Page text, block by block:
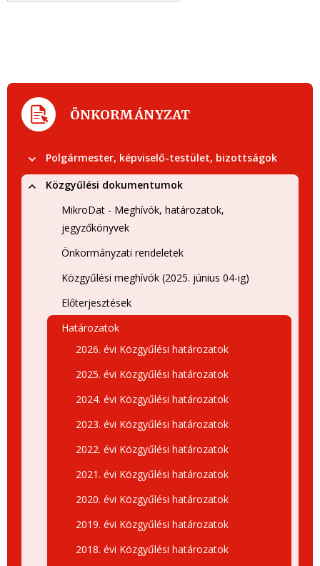
ÖNKORMÁNYZAT
Polgármester, képviselő-testület, bizottságok
Közgyűlési dokumentumok
MikroDat - Meghívók, határozatok,
jegyzőkönyvek
Önkormányzati rendeletek
Közgyűlési meghívók (2025. június 04-ig)
Előterjesztések
Határozatok
2026. évi Közgyűlési határozatok
2025. évi Közgyűlési határozatok
2024. évi Közgyűlési határozatok
2023. évi Közgyűlési határozatok
2022. évi Közgyűlési határozatok
2021. évi Közgyűlési határozatok
2020. évi Közgyűlési határozatok
2019. évi Közgyűlési határozatok
2018. évi Közgyűlési határozatok